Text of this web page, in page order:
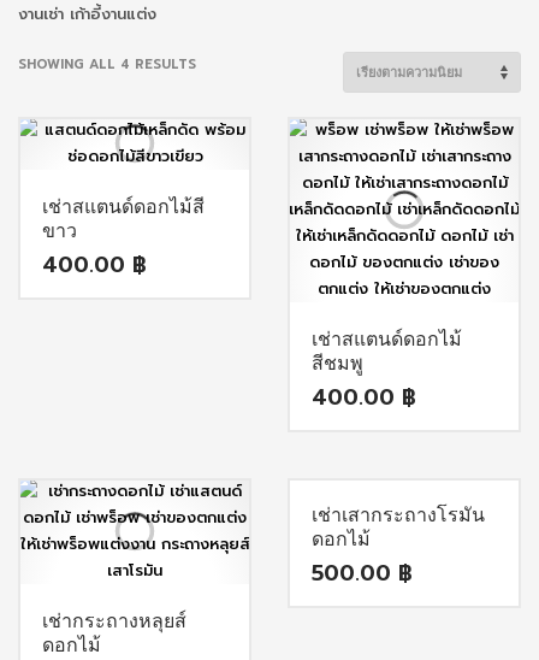
งานเช่า เก้าอี้งานแต่ง
SHOWING ALL 4 RESULTSSORTED
เช่าสแตนด์ดอกไม้สี
ขาว
400.00 ฿
เช่าสแตนด์ดอกไม้
สีชมพู
400.00 ฿
เช่ากระถางหลุยส์
ดอกไม้
เช่าเสากระถางโรมัน
ดอกไม้
500.00 ฿